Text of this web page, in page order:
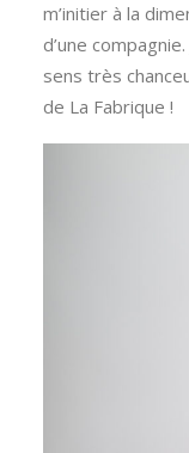
m’initier à la
d’une
sens très
de La Fabrique !